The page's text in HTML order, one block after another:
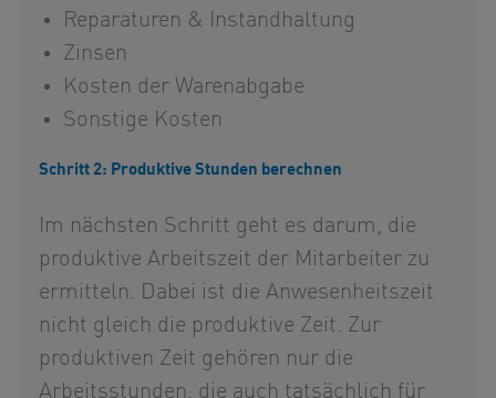
Reparaturen & Instandhaltung
Zinsen
Kosten der Warenabgabe
Sonstige Kosten
Schritt 2: Produktive Stunden berechnen
Im nächsten Schritt geht es darum, die
produktive Arbeitszeit der Mitarbeiter zu
ermitteln. Dabei ist die Anwesenheitszeit
nicht gleich die produktive Zeit. Zur
produktiven Zeit gehören nur die
Arbeitsstunden, die auch tatsächlich für